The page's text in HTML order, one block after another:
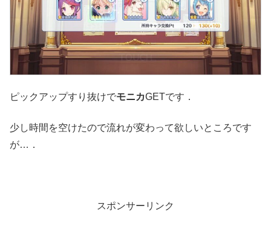
ピックアップすり抜けでモニカGETです．
少し時間を空けたので流れが変わって欲しいところです
が…．
スポンサーリンク